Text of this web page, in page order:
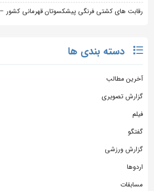
رقابت های کشتی فرنگی پیشکسوتان قهرمانی کشور
دسته بندی ها
آخرین مطالب
گزارش تصویری
فیلم
گفتگو
گزارش ورزشی
اردوها
مسابقات